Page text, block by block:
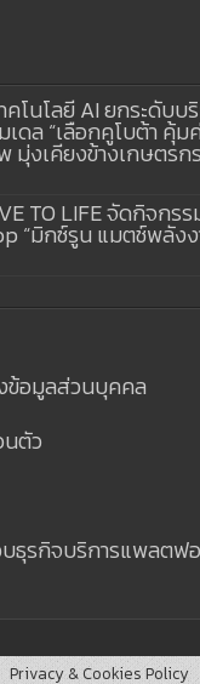
คโนโลยี AI ยกระดับบ
ดล “เลือกคูโบต้า คุ้ม
มุ่งเคียงข้างเกษตร
TO LIFE จัดกิจกร
“มิกซ์รูน แมตช์พลัง
ข้อมูลส่วนบุคคล
นตัว
บธุรกิจบริการแพลตฟ
Privacy & Cookies Policy